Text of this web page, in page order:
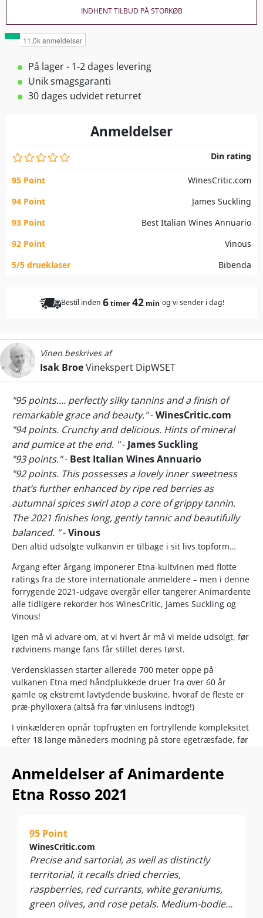
INDHENT TILBUD PÅ STORKØB
På lager - 1-2 dages levering
Unik smagsgaranti
30 dages udvidet returret
Anmeldelser
Din rating
95 Point
WinesCritic.com
94 Point
James Suckling
93 Point
Best Italian Wines Annuario
92 Point
Vinous
5/5 drueklaser
Bibenda
Bestil inden 6timer42 min og vi sender i dag!
Vinen beskrives af
Isak BroeVinekspert DipWSET
"95 points.... perfectly silky tannins and a finish of
remarkable grace and beauty."-WinesCritic.com
"94 points. Crunchy and delicious. Hints of mineral
and pumice at the end. "- James Suckling
"93 points."- Best Italian Wines Annuario
"92 points. This possesses a lovely inner sweetness
that’s further enhanced by ripe red berries as
autumnal spices swirl atop a core of grippy tannin.
The 2021 finishes long, gently tannic and beautifully
balanced. "-Vinous
Den altid udsolgte vulkanvin er tilbage i sit livs topform…
Årgang efter årgang imponerer Etna-kultvinen med flotte
ratings fra de store internationale anmeldere – men i denne
forrygende 2021-udgave overgår eller tangerer Animardente
alle tidligere rekorder hos WinesCritic, James Suckling og
Vinous!
Igen må vi advare om, at vi hvert år må vi melde udsolgt, før
rødvinens mange fans får stillet deres tørst.
Verdensklassen starter allerede 700 meter oppe på
vulkanen Etna med håndplukkede druer fra over 60 år
gamle og ekstremt lavtydende buskvine, hvoraf de fleste er
præ-phylloxera (altså fra før vinlusens indtog!)
I vinkælderen opnår topfrugten en fortryllende kompleksitet
efter 18 lange måneders modning på store egetræsfade, før
rødvin på Siciliens Pinot Noir, Nerello Mascalese, der her
Skabt af den toscanske 100-point-stjerne Tenuta Sette Ponti
- og med mindst samme sans for detaljen som kendetegner
vinhusets ikonvine Orma og Oreno. Skal simpelthen
smages...
Anmeldelser af Animardente
Etna Rosso 2021
95 Point
WinesCritic.com
Precise and sartorial, as well as distinctly
territorial, it recalls dried cherries,
raspberries, red currants, white geraniums,
green olives, and rose petals. Medium-bodied,